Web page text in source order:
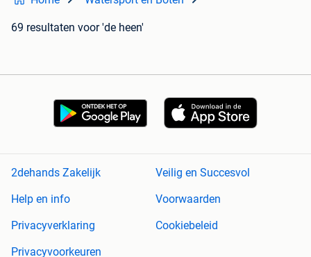
69 resultaten voor 'de heen'
2dehands Zakelijk
Veilig en Succesvol
Help en info
Voorwaarden
Privacyverklaring
Cookiebeleid
Privacyvoorkeuren